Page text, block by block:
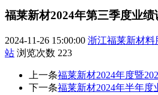
福莱新材2024年第三季度业绩
2024-11-26 15:00:00 浙江福莱新材料
站 浏览次数 223
上一条福莱新材2024年度暨
下一条福莱新材2024年半年度